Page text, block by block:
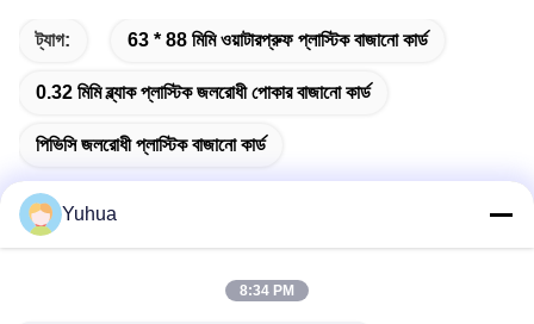
ট্যাগ: 63 * 88 মিমি ওয়াটারপ্রুফ প্লাস্টিক বাজানো কার্ড
0.32 মিমি ব্ল্যাক প্লাস্টিক জলরোধী পোকার বাজানো কার্ড
পিভিসি জলরোধী প্লাস্টিক বাজানো কার্ড
Yuhua
8:34 PM